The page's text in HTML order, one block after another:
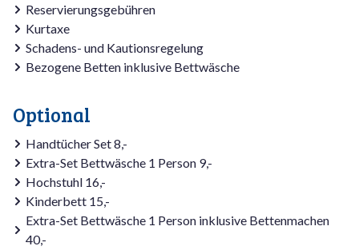
Reservierungsgebühren
Kurtaxe
Schadens- und Kautionsregelung
Bezogene Betten inklusive Bettwäsche
Optional
Handtücher Set 8,-
Extra-Set Bettwäsche 1 Person 9,-
Hochstuhl 16,-
Kinderbett 15,-
Extra-Set Bettwäsche 1 Person inklusive Bettenmachen
40,-